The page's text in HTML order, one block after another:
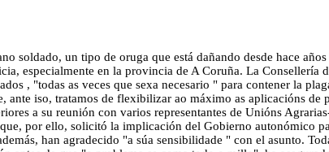
un tipo de oruga que está dañando desde hace
especialmente en la provincia de A Coruña. La Consellería
, "todas as veces que sexa necesario " para contener la
ante iso, tratamos de flexibilizar ao máximo as aplicacións
a su reunión con varios representantes de Unións
por ello, solicitó la implicación del Gobierno autonómico
han agradecido "a súa sensibilidade " con el asunto.